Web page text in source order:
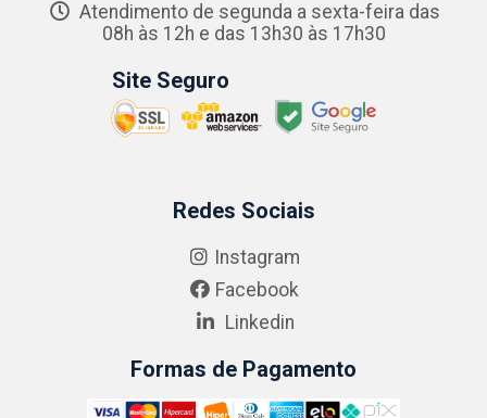
Atendimento de segunda a sexta-feira das
08h às 12h e das 13h30 às 17h30
Site Seguro
Redes Sociais
Instagram
Facebook
Linkedin
Formas de Pagamento